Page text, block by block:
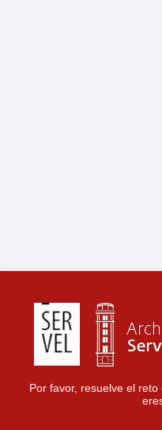
Por favor, resuelve el